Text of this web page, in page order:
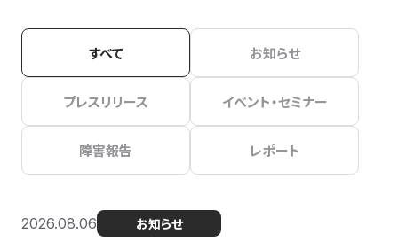
すべて お知らせ
プレスリリース イベント・セミナー
障害報告 レポート
2026.08.06 お知らせ